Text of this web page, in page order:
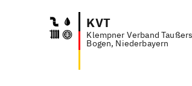
KVT
Klempner Verband
Bogen, Niederbayern